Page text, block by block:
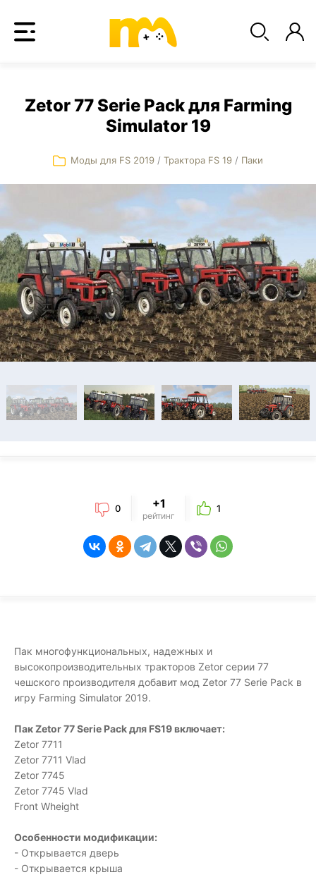
Zetor 77 Serie Pack для Farming
Simulator 19
Моды для FS 2019 / Трактора FS 19 / Паки
0 +1
рейтинг
1
Пак многофункциональных, надежных и
высокопроизводительных тракторов Zetor серии 77
чешского производителя добавит мод Zetor 77 Serie Pack в
игру Farming Simulator 2019.
Пак Zetor 77 Serie Pack для FS19 включает:
Zetor 7711
Zetor 7711 Vlad
Zetor 7745
Zetor 7745 Vlad
Front Wheight
Особенности модификации:
- Открывается дверь
- Открывается крыша